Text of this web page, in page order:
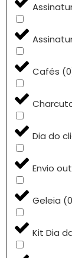
Cafés (0
Dia do
Envio
Geleia (
Kit Dia